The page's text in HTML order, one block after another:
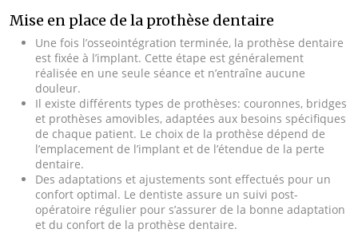
Mise en place de la prothèse dentaire
Une fois l’osseointégration terminée, la prothèse dentaire
est fixée à l’implant. Cette étape est généralement
réalisée en une seule séance et n’entraîne aucune
douleur.
Il existe différents types de prothèses: couronnes, bridges
et prothèses amovibles, adaptées aux besoins spécifiques
de chaque patient. Le choix de la prothèse dépend de
l’emplacement de l’implant et de l’étendue de la perte
dentaire.
Des adaptations et ajustements sont effectués pour un
confort optimal. Le dentiste assure un suivi post-
opératoire régulier pour s’assurer de la bonne adaptation
et du confort de la prothèse dentaire.